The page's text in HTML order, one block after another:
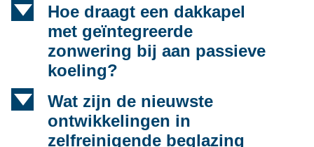
d
Hoe draagt een dakkapel
met geïntegreerde
zonwering bij aan passieve
koeling?
d
Wat zijn de nieuwste
ontwikkelingen in
zelfreinigende beglazing